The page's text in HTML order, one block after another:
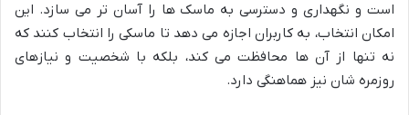
است و نگهداری و دسترسی به ماسک ها را آسان تر می سازد. این
امکان انتخاب، به کاربران اجازه می دهد تا ماسکی را انتخاب کنند که
نه تنها از آن ها محافظت می کند، بلکه با شخصیت و نیازهای
روزمره شان نیز هماهنگی دارد.